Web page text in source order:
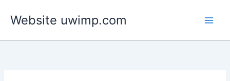
Website uwimp.com